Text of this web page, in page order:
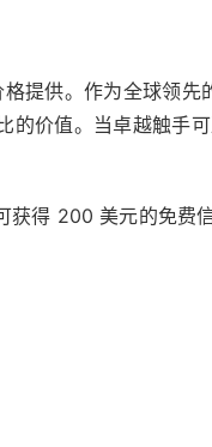
提供。作为全球领
的价值。当卓越触手
获得 200 美元的免费